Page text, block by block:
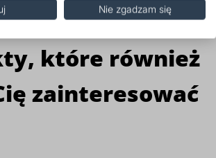
które również
zainteresować
Nie zgadzam się